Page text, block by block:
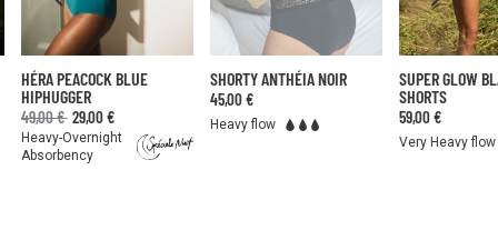
HÉRA PEACOCK BLUE
HIPHUGGER
49,00 € 29,00 €
Heavy-Overnight
Absorbency
SHORTY ANTHÉIA NOIR
45,00 €
Heavy flow
SUPER GLOW
SHORTS
59,00 €
Very Heavy flow